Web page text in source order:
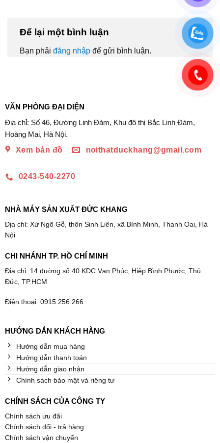
Để lại một bình luận
Bạn phải đăng nhập để gửi bình luận.
VĂN PHÒNG ĐẠI DIỆN
Địa chỉ: Số 46, Đường Linh Đàm, Khu đô thị Bắc Linh Đàm,
Hoàng Mai, Hà Nội.
Xem bản đồ
noithatduckhang@gmail.com
0243-540-2270
NHÀ MÁY SẢN XUẤT ĐỨC KHANG
Địa chỉ: Xứ Ngõ Gỗ, thôn Sinh Liên, xã Bình Minh, Thanh Oai, Hà
Nội
CHI NHÁNH TP. HỒ CHÍ MINH
Địa chỉ: 14 đường số 40 KDC Vạn Phúc, Hiệp Bình Phước, Thủ
Đức, TP.HCM
Điện thoại: 0915.256.266
HƯỚNG DẪN KHÁCH HÀNG
Hướng dẫn mua hàng
Hướng dẫn thanh toán
Hướng dẫn giao nhận
Chính sách bảo mật và riêng tư
CHÍNH SÁCH CỦA CÔNG TY
Chính sách ưu đãi
Chính sách đổi - trả hàng
Chính sách vận chuyển